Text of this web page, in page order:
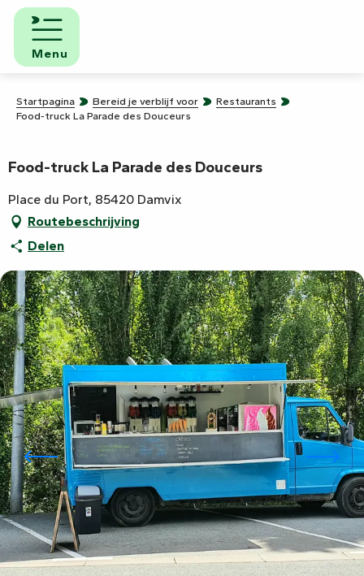
Aller
contenu
principal
Menu
Startpagina Bereid je verblijf voor
Restaurants
Food-truck La Parade des Douceurs
Food-truck La Parade des Douceurs
Place du Port, 85420 Damvix
Routebeschrijving
Delen